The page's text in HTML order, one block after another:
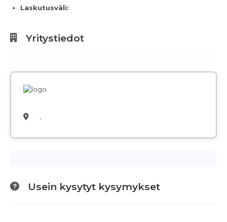
Laskutusväli:
Yritystiedot
,
Usein kysytyt kysymykset